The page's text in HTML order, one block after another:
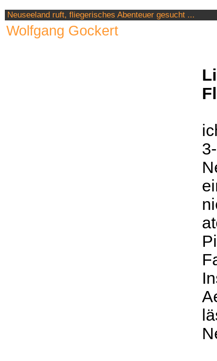
Neuseeland ruft, fliegerisches Abenteuer gesucht ...
Wolfgang Gockert